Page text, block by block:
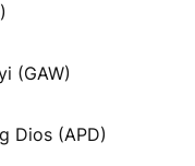
(GAW)
Dios (APD)